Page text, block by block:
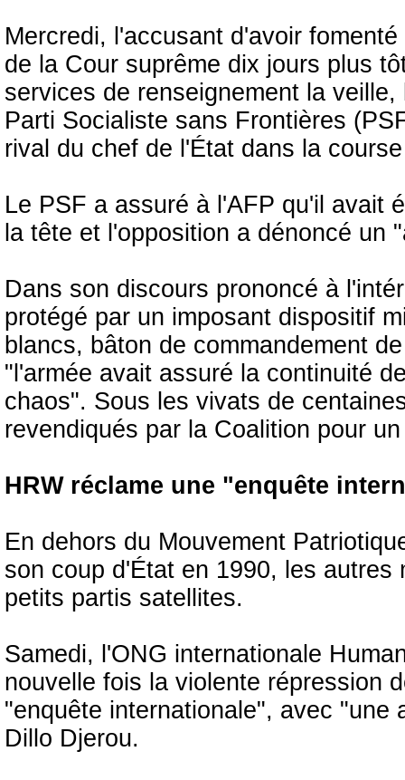
Mercredi, l'accusant d'avoir
de la Cour suprême dix jours plus
services de renseignement la
Parti Socialiste sans Frontières
rival du chef de l'État dans la
Le PSF a assuré à l'AFP qu'il avait
la tête et l'opposition a dénoncé un
Dans son discours prononcé à
protégé par un imposant dispositif
blancs, bâton de commandement
"l'armée avait assuré la continuité
chaos". Sous les vivats de
revendiqués par la Coalition pour
HRW réclame une "enquête
En dehors du Mouvement
son coup d'État en 1990, les
petits partis satellites.
Samedi, l'ONG internationale
nouvelle fois la violente répression
"enquête internationale", avec "une
Dillo Djerou.